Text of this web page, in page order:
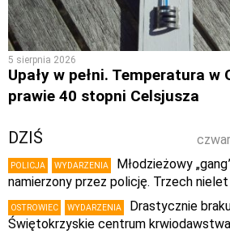
5 sierpnia 2026
Upały w pełni. Temperatura
prawie 40 stopni Celsjusza
DZIŚ
POLICJA WYDARZENIA
Młodzieżowy
namierzony przez policję. Trzech
OSTROWIEC WYDARZENIA
Drastycznie
Świętokrzyskie centrum